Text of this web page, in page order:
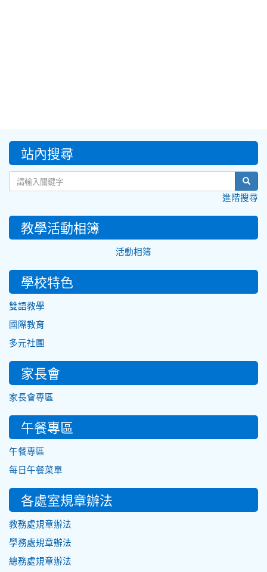
::: 站內搜尋
進階搜尋
教學活動相簿
活動相簿
學校特色
雙語教學
國際教育
多元社團
家長會
家長會專區
午餐專區
午餐專區
每日午餐菜單
各處室規章辦法
教務處規章辦法
學務處規章辦法
總務處規章辦法